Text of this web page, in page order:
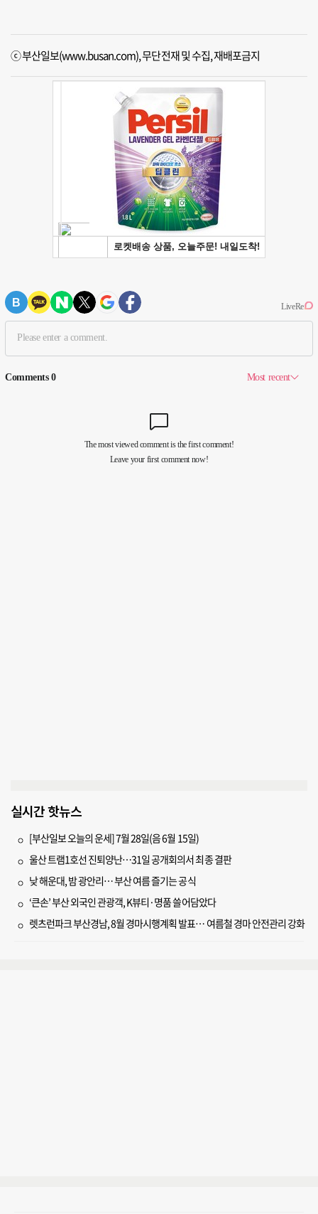
ⓒ 부산일보(www.busan.com), 무단전재 및 수집, 재배포금지
실시간 핫뉴스
[부산일보 오늘의 운세] 7월 28일(음 6월 15일)
울산 트램1호선 진퇴양난…31일 공개회의서 최종 결판
낮 해운대, 밤 광안리… 부산 여름 즐기는 공식
‘큰손’ 부산 외국인 관광객, K뷰티·명품 쓸어담았다
렛츠런파크 부산경남, 8월 경마시행계획 발표… 여름철 경마 안전관리 강화